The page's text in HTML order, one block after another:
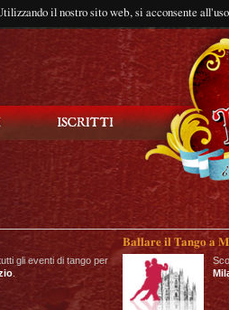
il nostro sito web, si acconsente
gli eventi di tango per
Ballare il Tango a